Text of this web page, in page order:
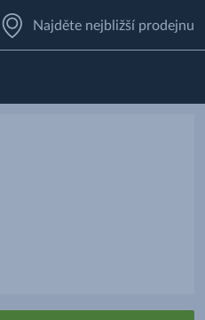
Najděte nejbližší prodejnu